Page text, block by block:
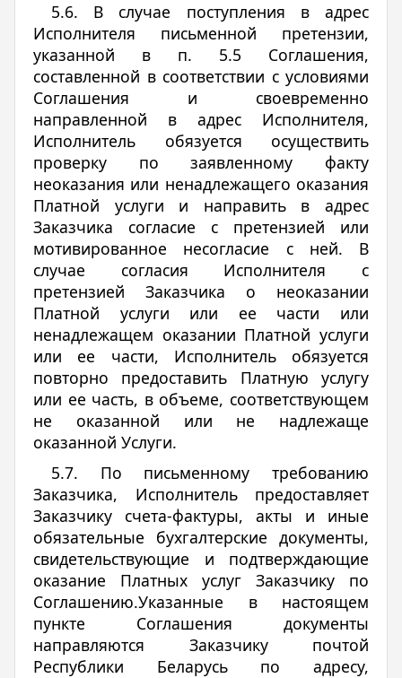
5.6. В случае поступления в адрес
Исполнителя письменной претензии,
указанной в п. 5.5 Соглашения,
составленной в соответствии с условиями
Соглашения и своевременно
направленной в адрес Исполнителя,
Исполнитель обязуется осуществить
проверку по заявленному факту
неоказания или ненадлежащего оказания
Платной услуги и направить в адрес
Заказчика согласие с претензией или
мотивированное несогласие с ней. В
случае согласия Исполнителя с
претензией Заказчика о неоказании
Платной услуги или ее части или
ненадлежащем оказании Платной услуги
или ее части, Исполнитель обязуется
повторно предоставить Платную услугу
или ее часть, в объеме, соответствующем
не оказанной или не надлежаще
оказанной Услуги.
5.7. По письменному требованию
Заказчика, Исполнитель предоставляет
Заказчику счета-фактуры, акты и иные
обязательные бухгалтерские документы,
свидетельствующие и подтверждающие
оказание Платных услуг Заказчику по
Соглашению.Указанные в настоящем
пункте Соглашения документы
направляются Заказчику почтой
Республики Беларусь по адресу,